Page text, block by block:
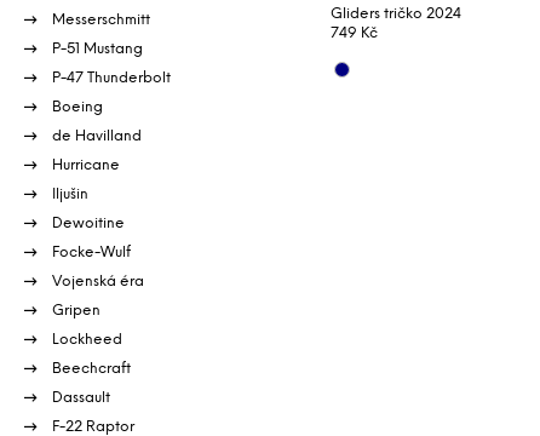
Messerschmitt
P-51 Mustang
P-47 Thunderbolt
Boeing
de Havilland
Hurricane
Iljušin
Dewoitine
Focke-Wulf
Vojenská éra
Gripen
Lockheed
Beechcraft
Dassault
F-22 Raptor
Gliders tričko 2024
749 Kč